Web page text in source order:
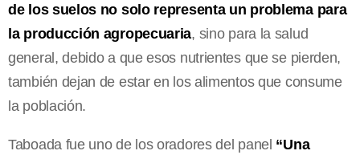
de los suelos no solo representa un problema para
la producción agropecuaria, sino para la salud
general, debido a que esos nutrientes que se pierden,
también dejan de estar en los alimentos que consume
la población.
Taboada fue uno de los oradores del panel “Una